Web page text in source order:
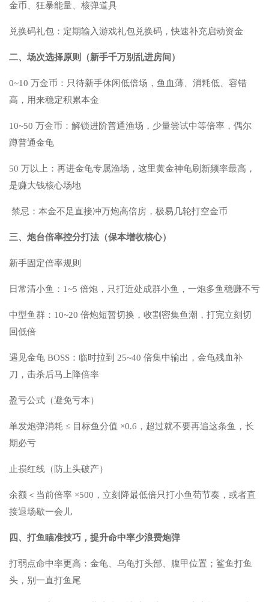
金币、狂暴能量、核弹道具
兑换码礼包：定期输入游戏礼包兑换码，快速补充启动资金
二、场次选择原则（新手千万别乱进房间）
0~10 万金币：只待新手休闲低倍场，鱼血薄、消耗低、容错
高，用来稳定积累本金
10~50 万金币：解锁进阶普通渔场，少量尝试中等倍率，偶尔
蹲普通金龟
50 万以上：再进金龟专属渔场，这里黄金神龟刷新频率最高，
是赚大钱核心场地
禁忌：本金不足直接冲万炮高倍房，极易几轮打空金币
三、炮台倍率控分打法（保本增收核心）
新手固定倍率规则
日常清小鱼：1~5 倍炮，只打近处成群小鱼，一炮多鱼稳赚不亏
中型鱼群：10~20 倍炮短暂切换，收割密集鱼潮，打完立刻切
回低倍
遇见金龟 BOSS：临时拉到 25~40 倍集中输出，金龟残血补
刀，击杀后马上降倍率
盈亏公式（避免亏本）
单发炮弹消耗 ≤ 目标鱼分值 ×0.6，超过就不要再追这条鱼，长
期必亏
止损红线（防上头破产）
余额＜当前倍率 ×500，立刻降最低倍只打小鱼苟节奏，或者直
接退场歇一会儿
四、打鱼瞄准技巧，提升命中率少浪费炮弹
打弱点命中率更高：金龟、乌龟打头部、腹甲位置；鲨鱼打鱼
头，别一直打鱼尾